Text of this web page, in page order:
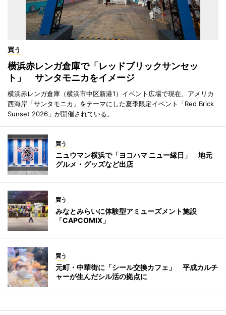
買う
横浜赤レンガ倉庫で「レッドブリックサンセッ
ト」 サンタモニカをイメージ
横浜赤レンガ倉庫（横浜市中区新港1）イベント広場で現在、アメリカ
西海岸「サンタモニカ」をテーマにした夏季限定イベント「Red Brick
Sunset 2026」が開催されている。
買う
ニュウマン横浜で「ヨコハマ ニュー縁日」 地元
グルメ・グッズなど出店
買う
みなとみらいに体験型アミューズメント施設
「CAPCOMIX」
買う
元町・中華街に「シール交換カフェ」 平成カルチ
ャーが生んだシル活の拠点に